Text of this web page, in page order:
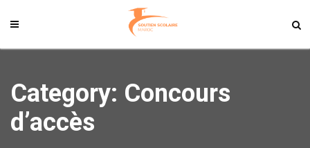
Category: Concours
d’accès